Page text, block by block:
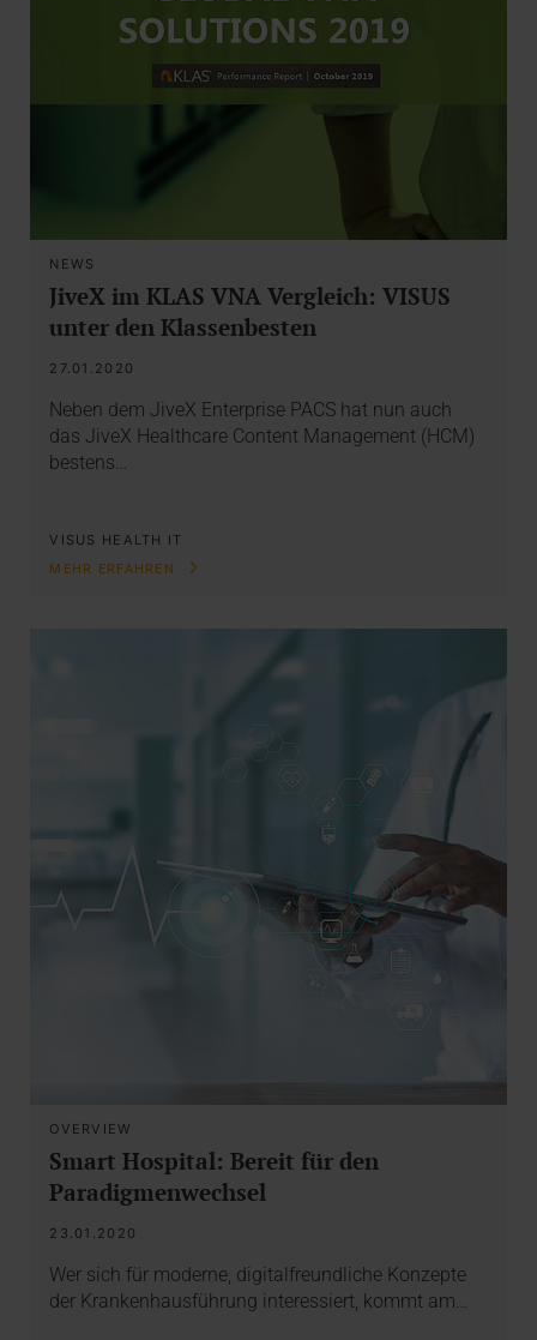
NEWS
JiveX im KLAS VNA Vergleich: VISUS
unter den Klassenbesten
27.01.2020
Neben dem JiveX Enterprise PACS hat nun auch
das JiveX Healthcare Content Management (HCM)
bestens…
VISUS HEALTH IT
MEHR ERFAHREN
OVERVIEW
Smart Hospital: Bereit für den
Paradigmenwechsel
23.01.2020
Wer sich für moderne, digitalfreundliche Konzepte
der Krankenhausführung interessiert, kommt am…